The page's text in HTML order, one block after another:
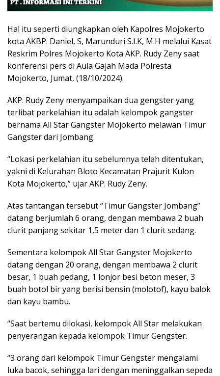
Hal itu seperti diungkapkan oleh Kapolres Mojokerto
kota AKBP. Daniel, S, Marunduri S.I.K, M.H melalui Kasat
Reskrim Polres Mojokerto Kota AKP. Rudy Zeny saat
konferensi pers di Aula Gajah Mada Polresta
Mojokerto, Jumat, (18/10/2024).
AKP. Rudy Zeny menyampaikan dua gengster yang
terlibat perkelahian itu adalah kelompok gangster
bernama All Star Gangster Mojokerto melawan Timur
Gangster dari Jombang.
“Lokasi perkelahian itu sebelumnya telah ditentukan,
yakni di Kelurahan Bloto Kecamatan Prajurit Kulon
Kota Mojokerto,” ujar AKP. Rudy Zeny.
Atas tantangan tersebut “Timur Gangster Jombang”
datang berjumlah 6 orang, dengan membawa 2 buah
clurit panjang sekitar 1,5 meter dan 1 clurit sedang.
Sementara kelompok All Star Gangster Mojokerto
datang dengan 20 orang, dengan membawa 2 clurit
besar, 1 buah pedang, 1 lonjor besi beton meser, 3
buah botol bir yang berisi bensin (molotof), kayu balok
dan kayu bambu.
“Saat bertemu dilokasi, kelompok All Star melakukan
penyerangan kepada kelompok Timur Gengster.
“3 orang dari kelompok Timur Gengster mengalami
luka bacok, sehingga lari dengan meninggalkan sepeda